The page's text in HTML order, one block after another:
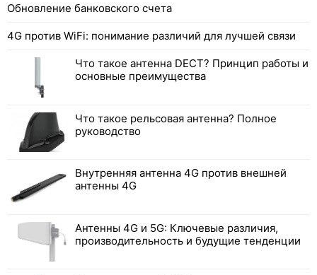
Обновление банковского счета
4G против WiFi: понимание различий для лучшей связи
Что такое антенна DECT? Принцип работы и
основные преимущества
Что такое рельсовая антенна? Полное
руководство
Внутренняя антенна 4G против внешней
антенны 4G
Антенны 4G и 5G: Ключевые различия,
производительность и будущие тенденции